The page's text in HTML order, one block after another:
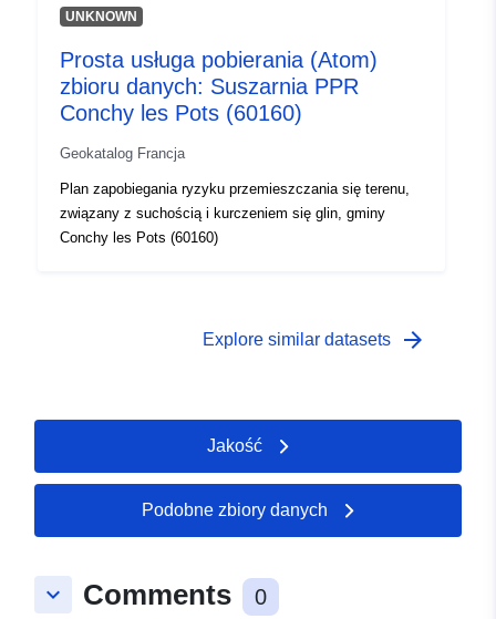
UNKNOWN
Prosta usługa pobierania (Atom)
zbioru danych: Suszarnia PPR
Conchy les Pots (60160)
Geokatalog Francja
Plan zapobiegania ryzyku przemieszczania się terenu,
związany z suchością i kurczeniem się glin, gminy
Conchy les Pots (60160)
Explore similar datasets arrow_forward
Jakość
Podobne zbiory danych
keyboard_arrow_down Comments 0